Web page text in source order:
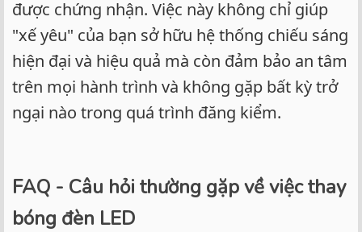
được chứng nhận. Việc này không chỉ giúp
"xế yêu" của bạn sở hữu hệ thống chiếu sáng
hiện đại và hiệu quả mà còn đảm bảo an tâm
trên mọi hành trình và không gặp bất kỳ trở
ngại nào trong quá trình đăng kiểm.
FAQ - Câu hỏi thường gặp về việc thay
bóng đèn LED